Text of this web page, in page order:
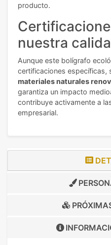
producto.
nuestra
Aunque este bolígrafo
certificaciones específicas,
materiales naturales
garantiza un impacto
contribuye activamente a
empresarial.